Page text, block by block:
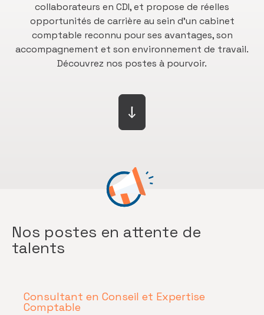
collaborateurs en CDI, et propose de réelles
opportunités de carrière au sein d’un cabinet
comptable reconnu pour ses avantages, son
accompagnement et son environnement de travail.
Découvrez nos postes à pourvoir.
Nos postes en attente de
talents
Consultant en Conseil et Expertise
Comptable